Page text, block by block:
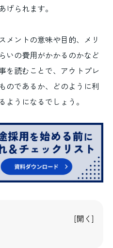
げられます。
メントの意味や目的、メリ
いの費用がかかるのかなど
を読むことで、アウトプレ
のであるか、どのように利
ようになるでしょう。